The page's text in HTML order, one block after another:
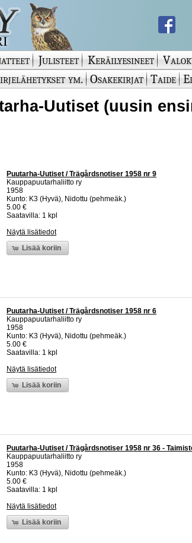
Julisteet Keräilyesineet
ym. Osakekirjat Taide
Uutiset (uusin
Puutarha-Uutiset / Trägårdsnotiser 1958 nr 9
Kauppapuutarhaliitto ry
1958
Kunto: K3 (Hyvä), Nidottu (pehmeäk.)
5.00 €
Saatavilla: 1 kpl
Näytä lisätiedot
Lisää koriin
Puutarha-Uutiset / Trägårdsnotiser 1958 nr 6
Kauppapuutarhaliitto ry
1958
Kunto: K3 (Hyvä), Nidottu (pehmeäk.)
5.00 €
Saatavilla: 1 kpl
Näytä lisätiedot
Lisää koriin
Puutarha-Uutiset / Trägårdsnotiser 1958 nr 36 -
Kauppapuutarhaliitto ry
1958
Kunto: K3 (Hyvä), Nidottu (pehmeäk.)
5.00 €
Saatavilla: 1 kpl
Näytä lisätiedot
Lisää koriin